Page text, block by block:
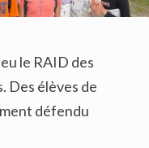
le RAID des
Des élèves de
défendu